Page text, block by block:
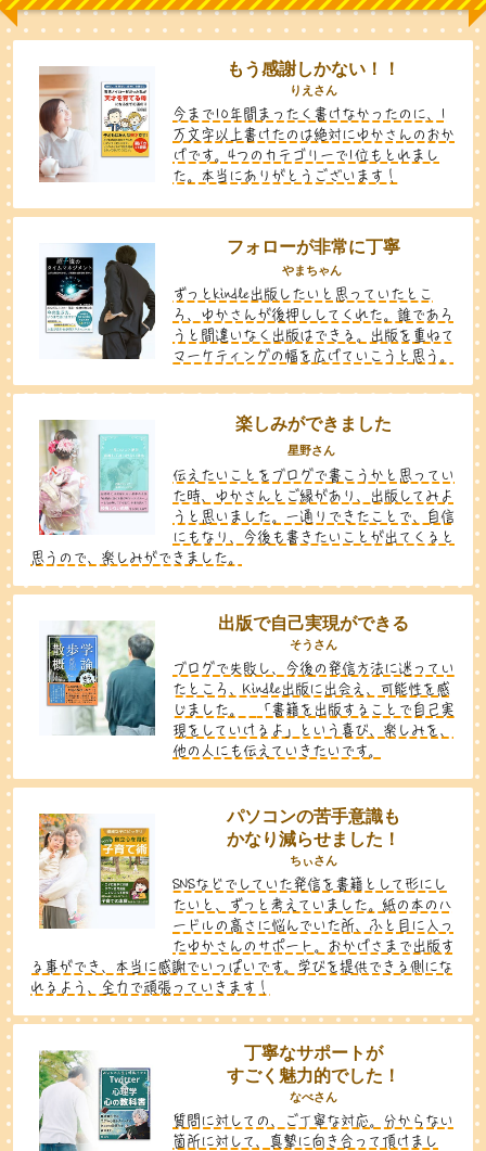
もう感謝しかない！！
りえさん
今まで10年間まったく書けなかったのに、1
万文字以上書けたのは絶対にゆかさんのおか
げです。4つのカテゴリーで1位もとれまし
た。本当にありがとうございます！
フォローが非常に丁寧
やまちゃん
ずっとkindle出版したいと思っていたとこ
ろ、ゆかさんが後押ししてくれた。誰であろ
うと間違いなく出版はできる。出版を重ねて
マーケティングの幅を広げていこうと思う。
楽しみができました
星野さん
伝えたいことをブログで書こうかと思ってい
た時、ゆかさんとご縁があり、出版してみよ
うと思いました。一通りできたことで、自信
にもなり、今後も書きたいことが出てくると
思うので、楽しみができました。
出版で自己実現ができる
そうさん
ブログで失敗し、今後の発信方法に迷ってい
たところ、Kindle出版に出会え、可能性を感
じました。
「書籍を出版することで自己実
現をしていけるよ」という喜び、楽しみを、
他の人にも伝えていきたいです。
パソコンの苦手意識も
かなり減らせました！
ちぃさん
SNSなどでしていた発信を書籍として形にし
たいと、ずっと考えていました。紙の本のハ
ードルの高さに悩んでいた所、ふと目に入っ
たゆかさんのサポート。おかげさまで出版す
る事ができ、本当に感謝でいっぱいです。学びを提供できる側にな
れるよう、全力で頑張っていきます！
丁寧なサポートが
すごく魅力的でした！
なべさん
質問に対しての、ご丁寧な対応。分からない
箇所に対して、真摯に向き合って頂けまし